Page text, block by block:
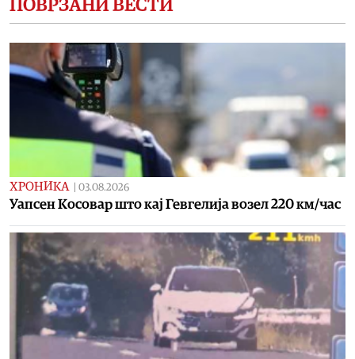
ПОВРЗАНИ ВЕСТИ
ХРОНИКА | 03.08.2026
Уапсен Косовар што кај Гевгелија возел 220 км/час